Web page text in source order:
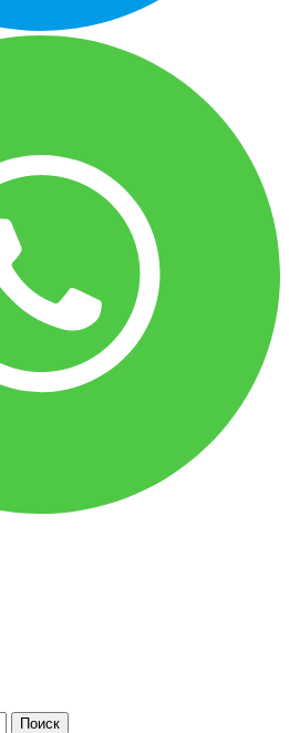
Поиск